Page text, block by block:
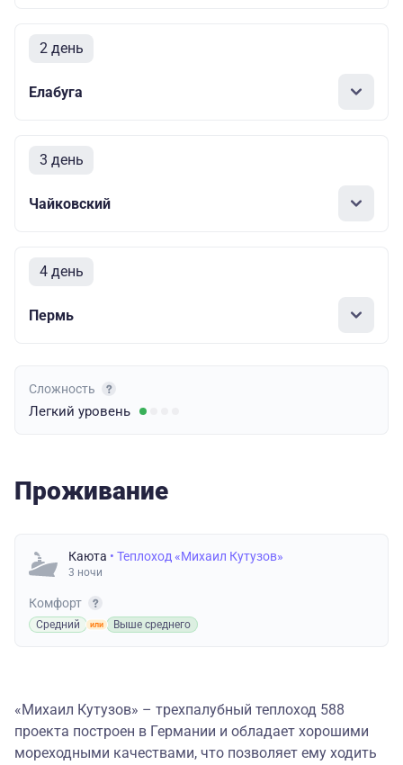
2 день
Елабуга
3 день
Чайковский
4 день
Пермь
Сложность
Легкий уровень
Проживание
Каюта • Теплоход «Михаил Кутузов»
3 ночи
Комфорт
Средний Выше среднего
«Михаил Кутузов» – трехпалубный теплоход 588
проекта построен в Германии и обладает хорошими
мореходными качествами, что позволяет ему ходить